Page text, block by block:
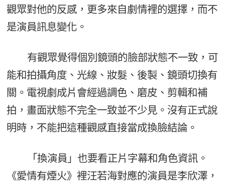
觀眾對他的反感，更多來自劇情裡的選擇，而不
是演員訊息變化。
有觀眾覺得個別鏡頭的臉部狀態不一致，可
能和拍攝角度、光線、妝髮、後製、鏡頭切換有
關。電視劇成片會經過調色、磨皮、剪輯和補
拍，畫面狀態不完全一致並不少見。沒有正式說
明時，不能把這種觀感直接當成換臉結論。
「換演員」也要看正片字幕和角色資訊。
《愛情有煙火》裡汪若海對應的演員是李欣澤，